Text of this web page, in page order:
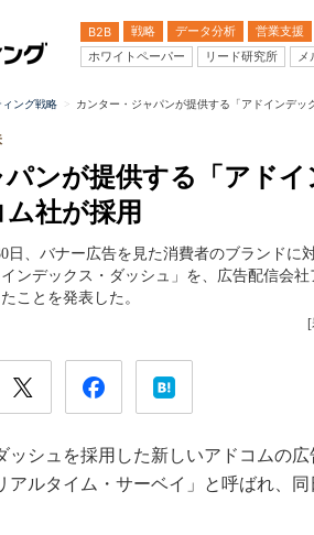
B2B 戦略 データ分析 営業支援
ホワイトペーパー
リード研究所 メ
ング戦略 カンター・ジャパンが提供する「アドインデッ
ンが提供する「アド
社が採用
日、バナー広告を見た消費者のブランドに
ンデックス・ダッシュ」を、広告配信会
ことを発表した。
[
シュを採用した新しいアドコムの広
アルタイム・サーベイ」と呼ばれ、